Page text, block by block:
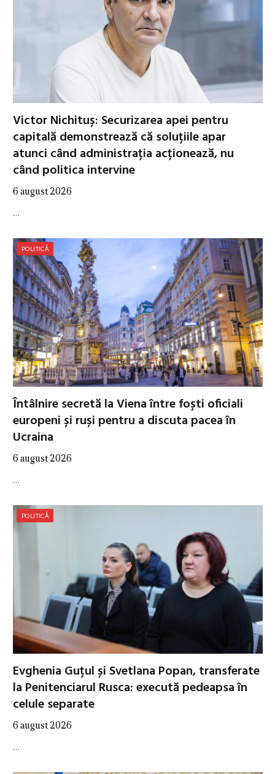
Victor Nichituș: Securizarea apei pentru
capitală demonstrează că soluțiile apar
atunci când administrația acționează, nu
când politica intervine
6 august 2026
…
POLITICĂ
Întâlnire secretă la Viena între foști oficiali
europeni și ruși pentru a discuta pacea în
Ucraina
6 august 2026
…
POLITICĂ
Evghenia Guțul și Svetlana Popan, transferate
la Penitenciarul Rusca: execută pedeapsa în
celule separate
6 august 2026
…